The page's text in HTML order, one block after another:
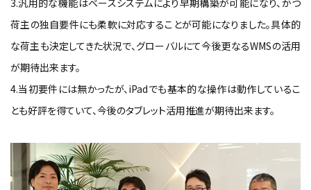
3.汎用的な機能はベースシステムにより早期構築が可能になり、かつ
荷主の独自要件にも柔軟に対応することが可能になりました。具体的
な荷主も決定してきた状況で、グローバルにて今後更なるWMSの活用
が期待出来ます。
4.当初要件には無かったが、iPadでも基本的な操作は動作しているこ
とも好評を得ていて、今後のタブレット活用推進が期待出来ます。